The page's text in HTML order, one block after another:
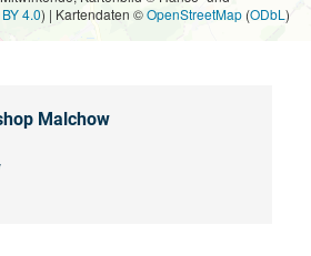
4.0) | Kartendaten ©OpenStreetMap (ODbL )
Malchow